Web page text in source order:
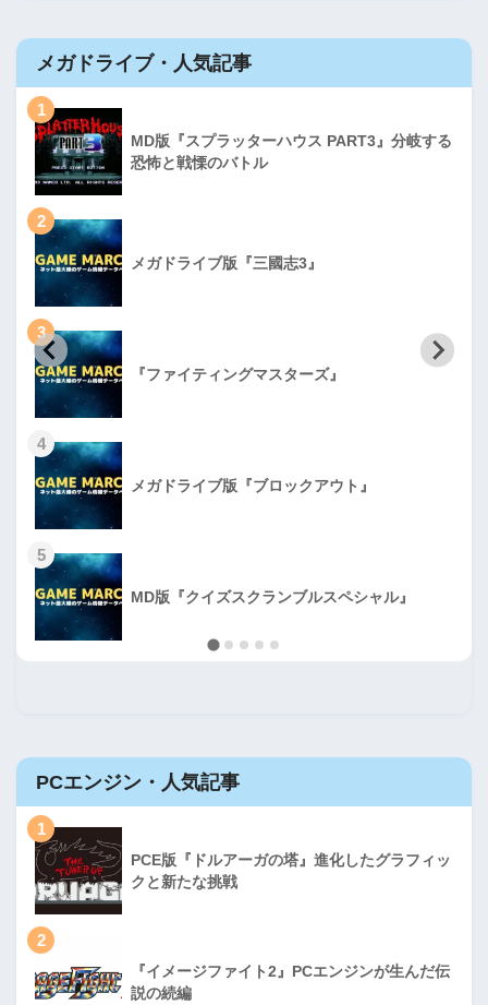
メガドライブ・人気記事
1
MD版『スプラッターハウス PART3』分岐する
恐怖と戦慄のバトル
2
メガドライブ版『三國志3』
3
『ファイティングマスターズ』
4
メガドライブ版『ブロックアウト』
5
MD版『クイズスクランブルスペシャル』
PCエンジン・人気記事
1
PCE版『ドルアーガの塔』進化したグラフィッ
クと新たな挑戦
2
『イメージファイト2』PCエンジンが生んだ伝
説の続編